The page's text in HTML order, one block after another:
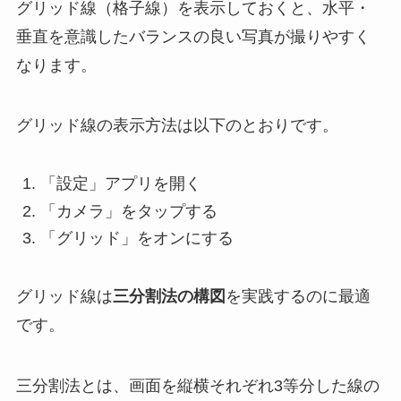
グリッド線（格子線）を表示しておくと、水平・
垂直を意識したバランスの良い写真が撮りやすく
なります。
グリッド線の表示方法は以下のとおりです。
「設定」アプリを開く
「カメラ」をタップする
「グリッド」をオンにする
グリッド線は三分割法の構図 を実践するのに最適
です。
三分割法とは、画面を縦横それぞれ3等分した線の